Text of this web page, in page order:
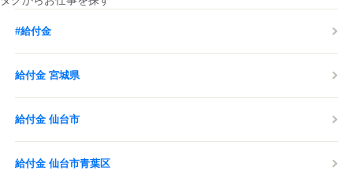
#給付金
給付金 宮城県
給付金 仙台市
給付金 仙台市青葉区